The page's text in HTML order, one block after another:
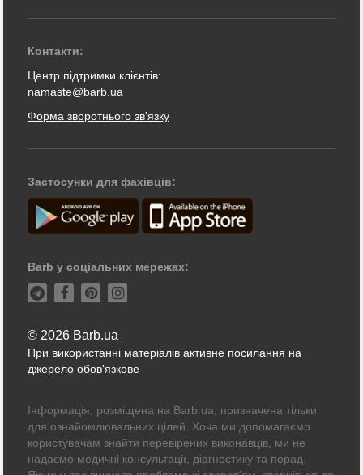
Контакти:
Центр підтримки клієнтів:
namaste@barb.ua
Форма зворотнього зв'язку
Застосунки для фахівців:
Barb у соціальних мережах:
© 2026 Barb.ua
При використанні матеріалів активне посилання на
джерело обов'язкове
Інформація, розміщена на Barb.ua, призначена тільки
для ознайомлювальних цілей. Хоча ми допомагаємо
користувачам знайти перевірених виконавців, ми не
надаємо медичні консультації, діагностику та порад.